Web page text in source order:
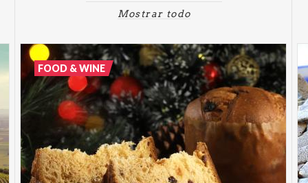
a
la
navegación
Mostrar todo
FOOD & WINE